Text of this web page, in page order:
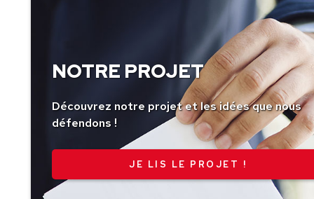
NOTRE PROJET
Découvrez notre projet et les idées que nous
défendons !
JE LIS LE PROJET !